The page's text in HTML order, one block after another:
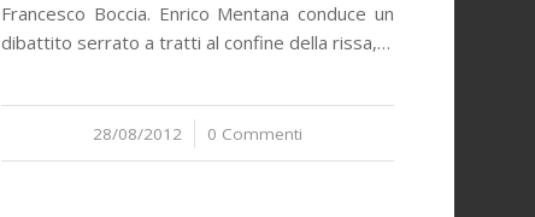
Francesco Boccia. Enrico Mentana conduce un
dibattito serrato a tratti al confine della rissa,…
28/08/2012
/ 0 Commenti